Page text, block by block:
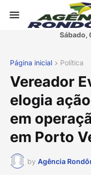
Sábado,
Página inicial Política
Vereador
elogia
em
em Porto
by Agência